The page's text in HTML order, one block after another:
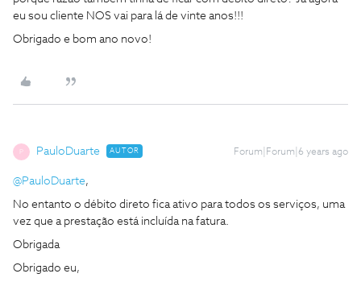
eu sou cliente NOS vai para lá de vinte anos!!!
Obrigado e bom ano novo!
PauloDuarte AUTOR Forum|Forum|6 years ago
@PauloDuarte,
No entanto o débito direto fica ativo para todos os serviços, uma
vez que a prestação está incluída na fatura.
Obrigada
Obrigado eu,